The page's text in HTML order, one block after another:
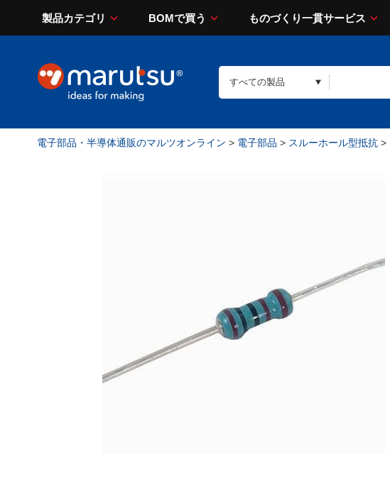
製品カテゴリ BOMで買う ものづくり一貫サービス
電子部品・半導体通販のマルツオンライン > 電子部品 > スルーホール型抵抗 >